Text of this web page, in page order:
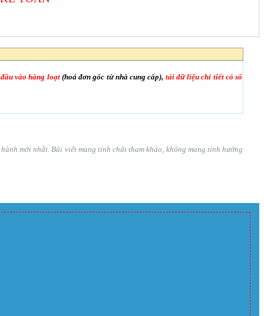
vào hàng loạt(hoá đơn gốc từ nhà cung cấp), tải dữ liệu chi tiết có số
mới nhất. Bài viết mang tính chất tham khảo, không mang tính hướng